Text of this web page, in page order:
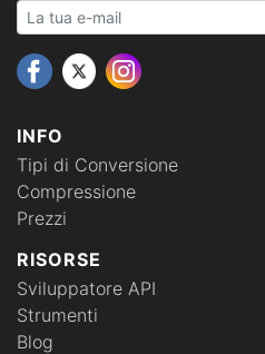
INFO
Tipi di Conversione
Compressione
Prezzi
RISORSE
Sviluppatore API
Strumenti
Blog
Your email address